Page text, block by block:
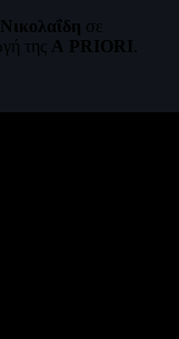
σε
της A PRIORI